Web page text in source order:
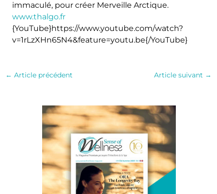
immaculé, pour créer Merveille Arctique.
www.thalgo.fr
{YouTube}https://www.youtube.com/watch?
v=1rLzXHn65N4&feature=youtu.be{/YouTube}
← Article précédent Article suivant →